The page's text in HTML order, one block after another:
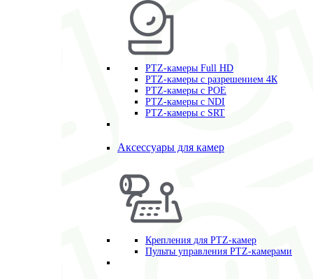
PTZ-камеры Full HD
PTZ-камеры с разрешением 4К
PTZ-камеры с POE
PTZ-камеры c NDI
PTZ-камеры с SRT
Аксессуары для камер
Крепления для PTZ-камер
Пульты управления PTZ-камерами